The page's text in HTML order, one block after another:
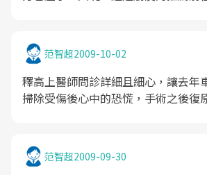
范智超2009-10-02
釋高上醫師問診詳細且細心，讓去年
掃除受傷後心中的恐慌，手術之後復
范智超2009-09-30